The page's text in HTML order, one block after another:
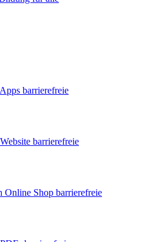
barrierefreie
barrierefreie
Online Shop barrierefreie